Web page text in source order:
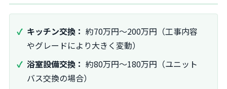
キッチン交換： 約70万円〜200万円（工事内容
やグレードにより大きく変動）
浴室設備交換： 約80万円〜180万円（ユニット
バス交換の場合）